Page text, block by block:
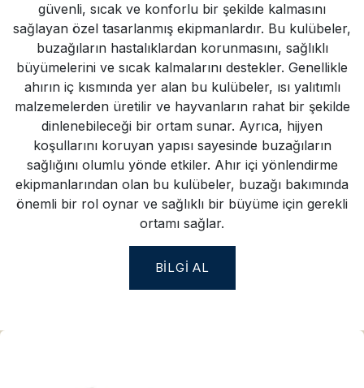
güvenli, sıcak ve konforlu bir şekilde kalmasını
sağlayan özel tasarlanmış ekipmanlardır. Bu kulübeler,
buzağıların hastalıklardan korunmasını, sağlıklı
büyümelerini ve sıcak kalmalarını destekler. Genellikle
ahırın iç kısmında yer alan bu kulübeler, ısı yalıtımlı
malzemelerden üretilir ve hayvanların rahat bir şekilde
dinlenebileceği bir ortam sunar. Ayrıca, hijyen
koşullarını koruyan yapısı sayesinde buzağıların
sağlığını olumlu yönde etkiler. Ahır içi yönlendirme
ekipmanlarından olan bu kulübeler, buzağı bakımında
önemli bir rol oynar ve sağlıklı bir büyüme için gerekli
ortamı sağlar.
BILGI AL